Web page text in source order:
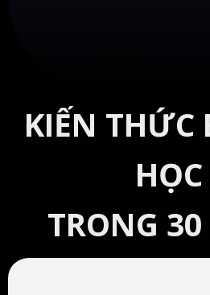
KIẾN THỨC
HỌC
TRONG